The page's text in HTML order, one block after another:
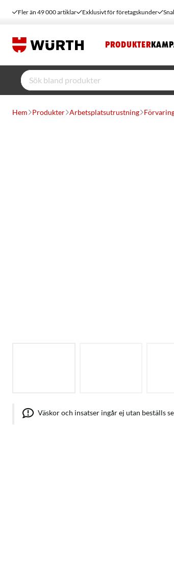
Fler än 49 000 artiklar Exklusivt för företagskunder
PRODUKTER
Hem Produkter Arbetsplatsutrustning
Väskor och insatser ingår ej utan beställs